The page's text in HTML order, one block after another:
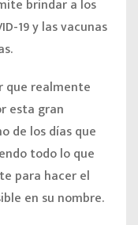
brindar a los
19 y las vacunas
que realmente
esta gran
de los días que
todo lo que
para hacer el
en su nombre.